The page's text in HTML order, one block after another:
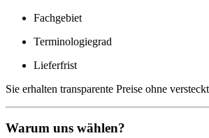
Fachgebiet
Terminologiegrad
Lieferfrist
Sie erhalten transparente Preise ohne
Warum uns wählen?